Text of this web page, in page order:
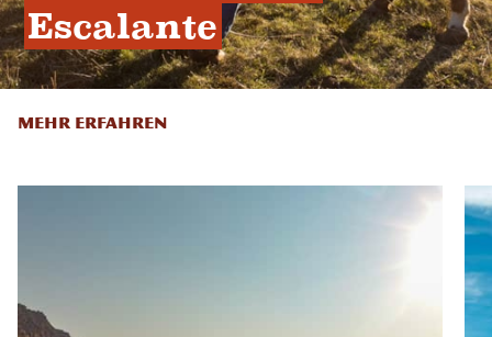
Escalante
MEHR ERFAHREN